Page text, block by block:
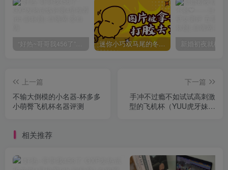
“好热~哥哥我456了”GXP发热试炼评测4星推荐[db:副标题] 迷你小巧双马尾的冬爱琴音写真分享，虎牙妹妹YYDS!
上一篇
不输大倒模的小名器-杯多多
小萌臀飞机杯名器评测
下一篇
手冲不过瘾不如试试高刺激
型的飞机杯（YUU虎牙妹妹
相关推荐